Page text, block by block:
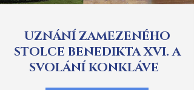
UZNÁNÍ ZAMEZENÉHO
STOLCE BENEDIKTA XVI. A
SVOLÁNÍ KONKLÁVE